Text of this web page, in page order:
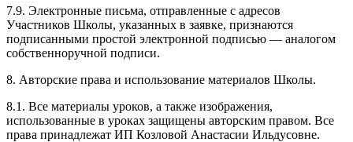
7.9. Электронные письма, отправленные с адресов
Участников Школы, указанных в заявке, признаются
подписанными простой электронной подписью — аналогом
собственноручной подписи.
8. Авторские права и использование материалов Школы.
8.1. Все материалы уроков, а также изображения,
использованные в уроках защищены авторским правом. Все
права принадлежат ИП Козловой Анастасии Ильдусовне.